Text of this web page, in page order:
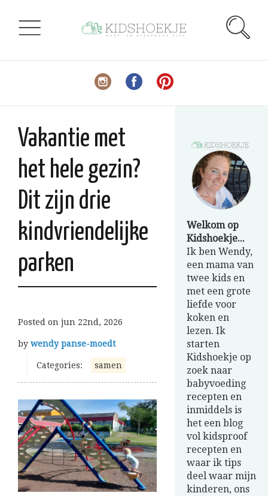
Vakantie met
het hele gezin?
Dit zijn drie
kindvriendelijke
parken
Posted on jun 22nd, 2026
by wendy panse-moedt
Categories: samen
Welkom op
Kidshoekje...
Ik ben Wendy,
een mama van
twee kids en
met een grote
liefde voor
koken en
lezen. Ik
starten
Kidshoekje op
zoek naar
babyvoeding
recepten en
inmiddels is
het een blog
vol kidsproof
recepten en
waar ik tips
deel waar mijn
kinderen, ons